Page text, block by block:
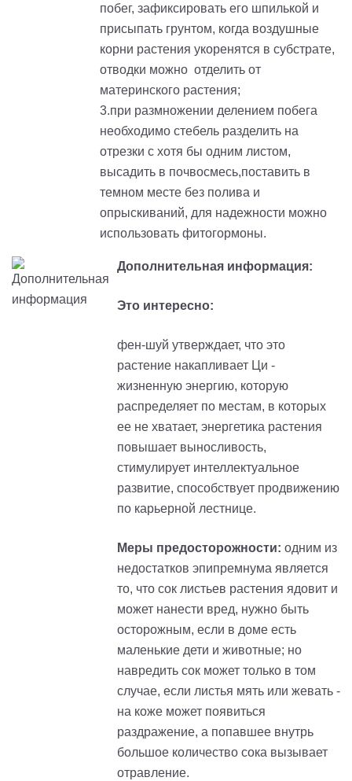
побег, зафиксировать его шпилькой и
присыпать грунтом, когда воздушные
корни растения укоренятся в субстрате,
отводки можно отделить от
материнского растения;
3.при размножении делением побега
необходимо стебель разделить на
отрезки с хотя бы одним листом,
высадить в почвосмесь,поставить в
темном месте без полива и
опрыскиваний, для надежности можно
использовать фитогормоны.
Дополнительная информация:
Это интересно:
фен-шуй утверждает, что это
растение накапливает Ци -
жизненную энергию, которую
распределяет по местам, в которых
ее не хватает, энергетика растения
повышает выносливость,
стимулирует интеллектуальное
развитие, способствует продвижению
по карьерной лестнице.
Меры предосторожности: одним из
недостатков эпипремнума является
то, что сок листьев растения ядовит и
может нанести вред, нужно быть
осторожным, если в доме есть
маленькие дети и животные; но
навредить сок может только в том
случае, если листья мять или жевать -
на коже может появиться
раздражение, а попавшее внутрь
большое количество сока вызывает
отравление.